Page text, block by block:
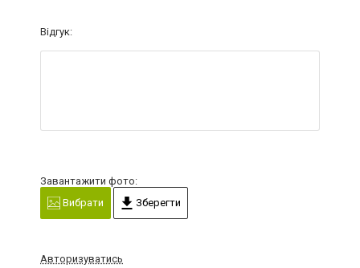
Відгук:
Завантажити фото:
Вибрати
Зберегти
Авторизуватись